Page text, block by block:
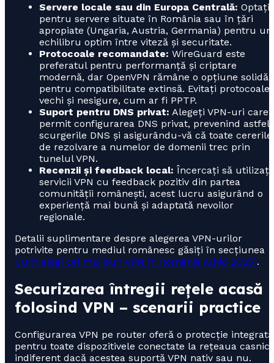
Servere locale sau din Europa Centrală: Optați
pentru servere situate în România sau în țări
apropiate (Ungaria, Austria, Germania) pentru un
echilibru optim între viteză și securitate.
Protocoale recomandate: WireGuard este
preferatul pentru performanță și criptare
modernă, dar OpenVPN rămâne o opțiune solidă
pentru compatibilitate extinsă. Evitați protocoale
vechi și nesigure, cum ar fi PPTP.
Suport pentru DNS privat: Alegeți VPN-uri care
permit configurarea DNS privat, prevenind astfel
scurgerile DNS și asigurându-vă că toate cererile
de rezolvare a numelor de domenii trec prin
tunelul VPN.
Recenzii și feedback local: Încercați să utilizați
servicii VPN cu feedback pozitiv din partea
comunității românești, acest lucru asigurând o
experiență mai bună și adaptată nevoilor
regionale.
Detalii suplimentare despre alegerea VPN-urilor
potrivite pentru mediul românesc găsiți în secțiunea
Cum alegi cel mai bun VPN în România (Ghid 2025).
Securizarea întregii rețele acasă
folosind VPN – scenarii practice
Configurarea VPN pe router oferă o protecție integrată
pentru toate dispozitivele conectate la rețeaua
indiferent dacă acestea suportă VPN nativ sau nu.